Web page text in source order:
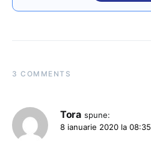
3 COMMENTS
Tora spune:
8 ianuarie 2020 la 08:35